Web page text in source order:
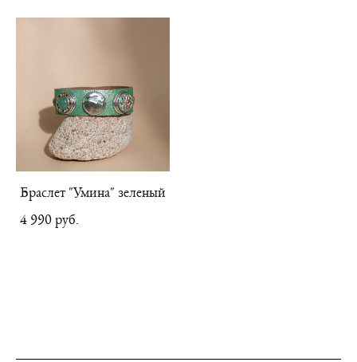
Браслет "Умина" зеленый
4 990 pуб.